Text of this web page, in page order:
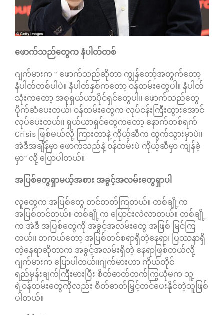
ဖောက်သည်တွေက နံပါတ်တစ်
ဂျက်မားက “ ဖောက်သည်ဆိုတာ ကျွန်တော့်အတွက်တော့
နံပါတ်တစ်ပါပဲ။ နံပါတ်နှစ်ကတော့ ၀န်ထမ်းတွေပါ။ နံပါတ်
သုံးကတော့ အစုရှယ်ယာပိုင်ရှင်တွေပါ။ ဖောက်သည်တွေ
ပိုက်ဆံပေးတယ်၊ ၀န်ထမ်းတွေက လုပ်ငန်းကြီးထွားအောင်
လုပ်ပေးတယ်။ ရှယ်ယာရှင်တွေကတော့ နောက်တစ်ရက်
Crisis ဖြစ်မယ်လို့ ကြားတာနဲ့ ကိုယ့်ဆီက ထွက်သွားမှာပဲ။
အဲဒီအချိန်မှာ ဖောက်သည်နဲ့ ၀န်ထမ်းပဲ ကိုယ့်ဆီမှာ ကျန်ခဲ့
မှာ” လို့ ပြောပါတယ်။
အပြစ်တွေရှာမယ့်အစား အခွင့်အလမ်းတွေရှာပါ
လူတွေက အပြစ်တွေ တင်တတ်ကြတယ်။ တစ်ချို့က
အပြစ်တင်တယ်။ တစ်ချို့က ပြောင်းလဲလာတယ်။ တစ်ချို့
က အဲဒီ အပြစ်တွေကို အခွင့်အလမ်းတွေ အဖြစ် မြင်ကြ
တယ်။ တကယ်တော့ အပြစ်တင်စရာရှိတဲ့နေရာ၊ ပြဿနာရှိ
တဲ့နေရာဆိုတာက အခွင့်အလမ်းရှိတဲ့ နေရာဖြစ်တယ်လို့
ဂျက်မားက ပြောပါတယ်။ဂျက်မားဟာ ကိုယ်တိုင်
ရည်မှန်းချက်ကြီးမားပြီး စိတ်ဓာတ်တက်ကြွယုံမက သူ့
ရဲ့၀န်ထမ်းတွေကိုလည်း စိတ်ဓာတ်မြှင့်တင်ပေးနိုင်တဲ့သူဖြစ်
ပါတယ်။